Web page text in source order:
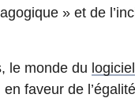
» et de
le monde du
faveur de